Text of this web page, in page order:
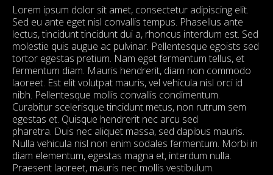
Lorem ipsum dolor sit amet, consectetur adipiscing elit.
Sed eu ante eget nisl convallis tempus. Phasellus ante
lectus, tincidunt tincidunt dui a, rhoncus interdum est. Sed
molestie quis augue ac pulvinar. Pellentesque egoists sed
tortor egestas pretium. Nam eget fermentum tellus, et
fermentum diam. Mauris hendrerit, diam non commodo
laoreet. Est elit volutpat mauris, vel vehicula nisl orci id
nibh. Pellentesque mollis convallis condimentum.
Curabitur scelerisque tincidunt metus, non rutrum sem
egestas et. Quisque hendrerit nec arcu sed
pharetra. Duis nec aliquet massa, sed dapibus mauris.
Nulla vehicula nisl non enim sodales fermentum. Morbi in
diam elementum, egestas magna et, interdum nulla.
Praesent laoreet, mauris nec mollis vestibulum.